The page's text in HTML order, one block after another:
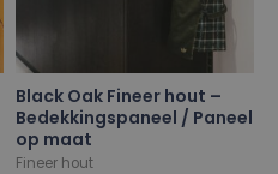
Black Oak Fineer hout –
Bedekkingspaneel / Paneel
op maat
Fineer hout